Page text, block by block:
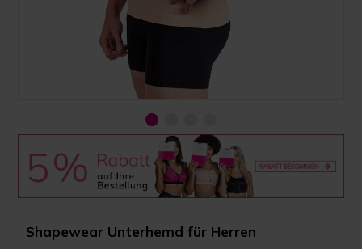
Shapewear Unterhemd für Herren